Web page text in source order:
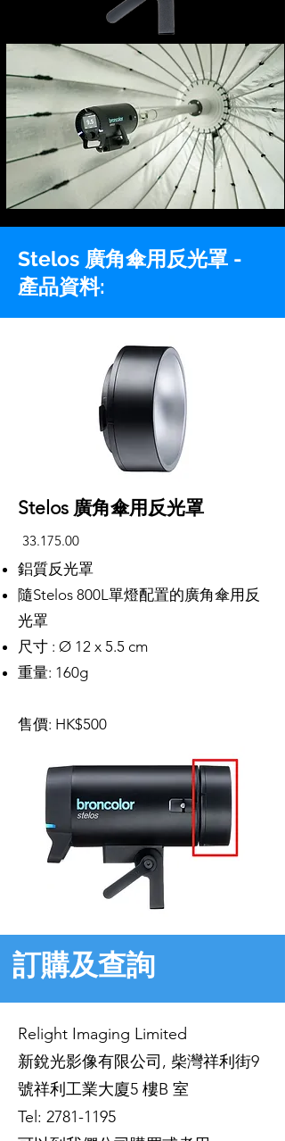
Stelos 廣角傘用反光罩 -
產品資料:
Stelos 廣角傘用反光罩
33.175.00
鋁質反光罩
隨Stelos 800L單燈配置的廣角傘用反
光罩
尺寸 : Ø 12 x 5.5 cm
重量: 160g
售價: HK$500
訂購及查詢
Relight Imaging Limited
新銳光影像有限公司, 柴灣祥利街9
號祥利工業大廈5 樓B 室
Tel: 2781-1195